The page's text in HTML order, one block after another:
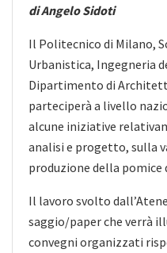
di Angelo Sidoti
Il Politecnico di Milano,
Urbanistica, Ingegneria
Dipartimento di
parteciperà a livello
alcune iniziative
analisi e progetto, sulla
produzione della pomice
Il lavoro svolto
saggio/paper che verrà
convegni organizzati